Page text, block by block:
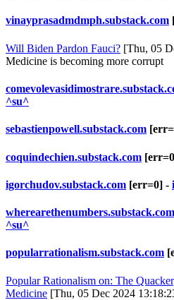
vinayprasadmdmph.substack.com
Will Biden Pardon Fauci? [Thu, 05
Medicine is becoming more corrupt
^su^
sebastienpowell.substack.com
coquindechien.substack.com
igorchudov.substack.com [err=0] -
wherearethenumbers.substack.com
^su^
popularrationalism.substack.com
Popular Rationalism on: The
Medicine [Thu, 05 Dec 2024